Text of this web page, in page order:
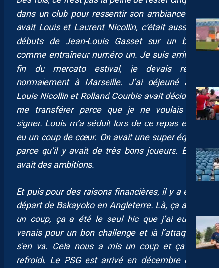
dans un club pour ressentir son ambiance. Il y
avait Louis et Laurent Nicollin, c’était aussi les
débuts de Jean-Louis Gasset sur un banc,
comme entraîneur numéro un. Je suis arrivé la
fin du mercato estival, je devais rester
normalement à Marseille. J’ai déjeuné avec
Louis Nicollin et Rolland Courbis avait décidé de
me transférer parce que je ne voulais pas
signer. Louis m’a séduit lors de ce repas et j’ai
eu un coup de cœur. On avait une super équipe
parce qu’il y avait de très bons joueurs. Et on
avait des ambitions.
Et puis pour des raisons financières, il y a eu le
départ de Bakayoko en Angleterre. Là, ça a mis
un coup, ça a été le seul hic que j’ai eu. Je
venais pour un bon challenge et là l’attaquant
s’en va. Cela nous a mis un coup et ça m’a
refroidi. Le PSG est arrivé en décembre et je